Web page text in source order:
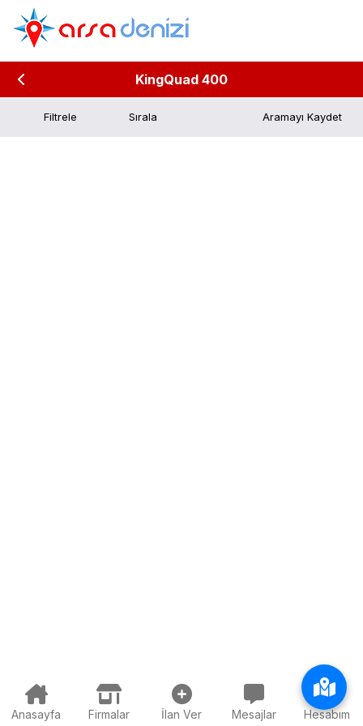
KingQuad 400
Filtrele Aramayı Kaydet
Anasayfa Firmalar İlan Ver Mesajlar Hesabım